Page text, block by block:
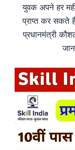
युवक अपने हर
प्राप्त कर सकते
प्रधानमंत्री